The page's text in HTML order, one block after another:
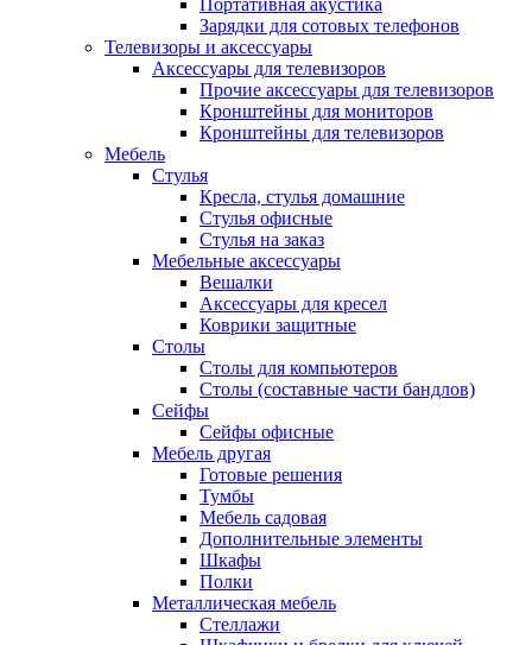
Портативная акустика
Зарядки для сотовых телефонов
Телевизоры и аксессуары
Аксессуары для телевизоров
Прочие аксессуары для телевизоров
Кронштейны для мониторов
Кронштейны для телевизоров
Мебель
Стулья
Кресла, стулья домашние
Стулья офисные
Стулья на заказ
Мебельные аксессуары
Вешалки
Аксессуары для кресел
Коврики защитные
Столы
Столы для компьютеров
Столы (составные части бандлов)
Сейфы
Сейфы офисные
Мебель другая
Готовые решения
Тумбы
Мебель садовая
Дополнительные элементы
Шкафы
Полки
Металлическая мебель
Стеллажи